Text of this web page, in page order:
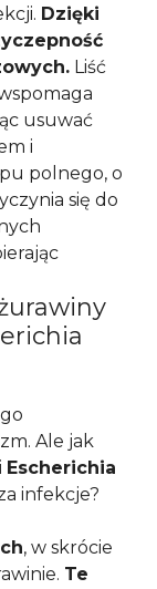
Dzięki
Liść
usuwać
i
polnego, o
się do
Ale jak
Escherichia
infekcje?
, w skrócie
Te